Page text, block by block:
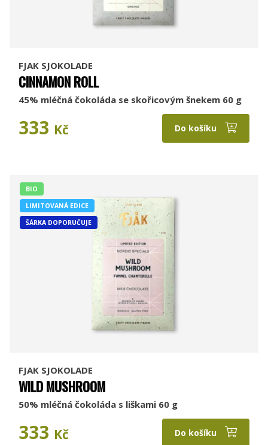
FJAK SJOKOLADE
CINNAMON ROLL
45% mléčná čokoláda se skořicovým šnekem 60 g
333 Kč Do košíku
BIO
LIMITOVANÁ EDICE
ŠÁRKA DOPORUČUJE
FJAK SJOKOLADE
WILD MUSHROOM
50% mléčná čokoláda s liškami 60 g
333 Kč Do košíku